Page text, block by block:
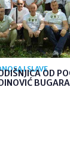
I SLAVEOD
BUGARA